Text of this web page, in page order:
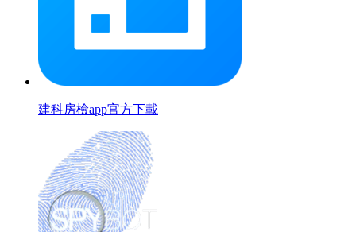
建科房檢app官方下載